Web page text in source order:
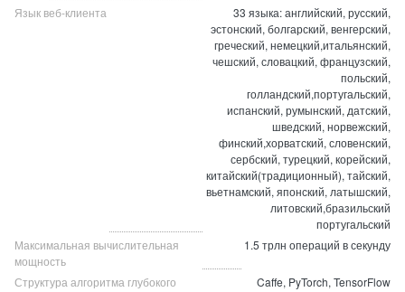
Язык веб-клиента
33 языка: английский, русский,
эстонский, болгарский, венгерский,
греческий, немецкий,итальянский,
чешский, словацкий, французский,
польский,
голландский,португальский,
испанский, румынский, датский,
шведский, норвежский,
финский,хорватский, словенский,
сербский, турецкий, корейский,
китайский(традиционный), тайский,
вьетнамский, японский, латышский,
литовский,бразильский
португальский
Максимальная вычислительная
мощность
1.5 трлн операций в секунду
Структура алгоритма глубокого
Caffe, PyTorch, TensorFlow